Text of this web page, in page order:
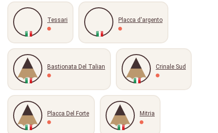
Tessari Placca d'argento
Bastionata Del Talian Crinale Sud
Placca Del Forte Mitria